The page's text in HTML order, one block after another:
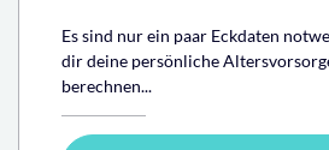
Es sind nur ein paar Eckdaten
dir deine persönliche
berechnen...